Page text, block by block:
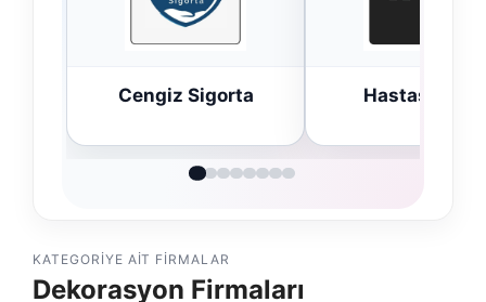
Cengiz Sigorta Hastaş Beton
KATEGORIYE AIT FIRMALAR
Dekorasyon Firmaları